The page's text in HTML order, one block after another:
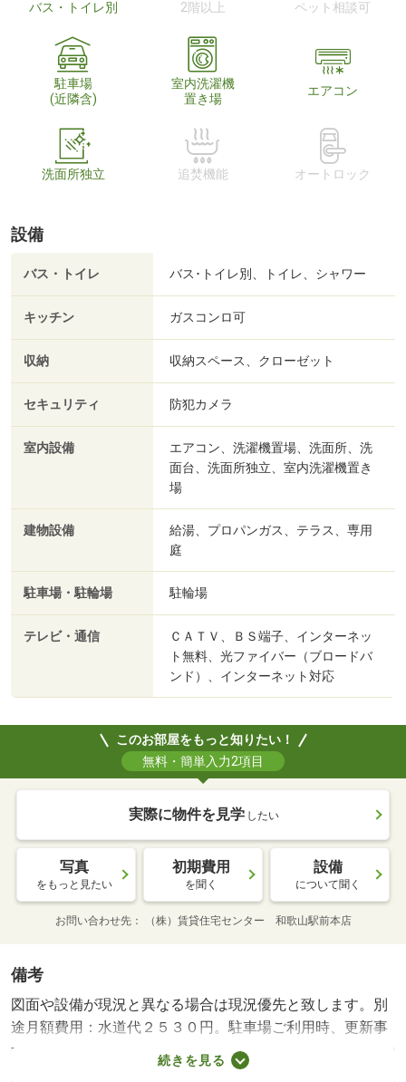
バス・トイレ別 2階以上 ペット相談可
駐車場
(近隣含)
室内洗濯機
置き場
エアコン
洗面所独立 追焚機能 オートロック
設備
バス・トイレ バス･トイレ別、トイレ、シャワー
キッチン ガスコンロ可
収納 収納スペース、クローゼット
セキュリティ 防犯カメラ
室内設備
エアコン、洗濯機置場、洗面所、洗
面台、洗面所独立、室内洗濯機置き
場
建物設備
給湯、プロパンガス、テラス、専用
庭
駐車場・駐輪場 駐輪場
テレビ・通信
ＣＡＴＶ、ＢＳ端子、インターネッ
ト無料、光ファイバー（ブロードバ
ンド）、インターネット対応
このお部屋をもっと知りたい！
無料・簡単入力2項目
実際に物件を見学 したい
写真
をもっと見たい
初期費用
を聞く
設備
について聞く
お問い合わせ先 （株）賃貸住宅センター 和歌山駅前本店
備考
図面や設備が現況と異なる場合は現況優先と致します。別
途月額費用：水道代２５３０円。駐車場ご利用時、更新事
務手数料１，６５０円必要となります。・賃貸保証等：加
入要（オリコ住まいるアルファ※初回家賃総額５０％、月
続きを見る